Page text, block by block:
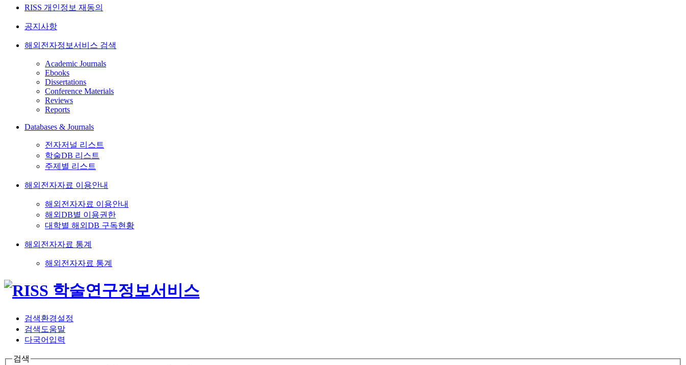
RISS 개인정보 재동의
공지사항
해외전자정보서비스 검색
Academic Journals
Ebooks
Dissertations
Conference Materials
Reviews
Reports
Databases & Journals
전자저널 리스트
학술DB 리스트
주제별 리스트
해외전자자료 이용안내
해외전자자료 이용안내
해외DB별 이용권한
대학별 해외DB 구독현황
해외전자자료 통계
해외전자자료 통계
검색환경설정
검색도움말
다국어입력
검색